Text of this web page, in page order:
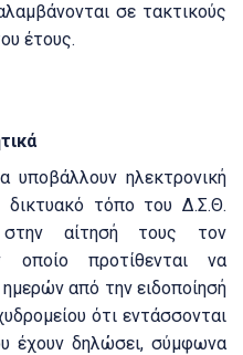
σε τακτικούς
έτους.
υποβάλλουν ηλεκτρονική
τόπο του Δ.Σ.Θ.
στην αίτησή τους τον
οποίο προτίθενται να
από την ειδοποίησή
ότι εντάσσονται
έχουν δηλώσει, σύμφωνα